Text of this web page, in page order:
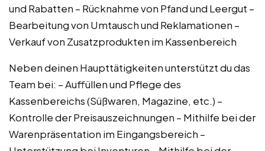
und Rabatten – Rücknahme von Pfand und Leergut –
Bearbeitung von Umtausch und Reklamationen –
Verkauf von Zusatzprodukten im Kassenbereich
Neben deinen Haupttätigkeiten unterstützt du das
Team bei: – Auffüllen und Pflege des
Kassenbereichs (Süßwaren, Magazine, etc.) –
Kontrolle der Preisauszeichnungen – Mithilfe bei der
Warenpräsentation im Eingangsbereich –